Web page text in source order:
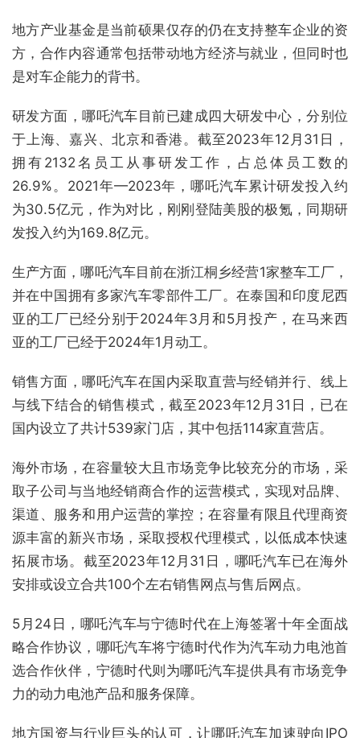
地方产业基金是当前硕果仅存的仍在支持整车企业的资
方，合作内容通常包括带动地方经济与就业，但同时也
是对车企能力的背书。
研发方面，哪吒汽车目前已建成四大研发中心，分别位
于上海、嘉兴、北京和香港。截至2023年12月31日，
拥有2132名员工从事研发工作，占总体员工数的
26.9%。2021年—2023年，哪吒汽车累计研发投入约
为30.5亿元，作为对比，刚刚登陆美股的极氪，同期研
发投入约为169.8亿元。
生产方面，哪吒汽车目前在浙江桐乡经营1家整车工厂，
并在中国拥有多家汽车零部件工厂。在泰国和印度尼西
亚的工厂已经分别于2024年3月和5月投产，在马来西
亚的工厂已经于2024年1月动工。
销售方面，哪吒汽车在国内采取直营与经销并行、线上
与线下结合的销售模式，截至2023年12月31日，已在
国内设立了共计539家门店，其中包括114家直营店。
海外市场，在容量较大且市场竞争比较充分的市场，采
取子公司与当地经销商合作的运营模式，实现对品牌、
渠道、服务和用户运营的掌控；在容量有限且代理商资
源丰富的新兴市场，采取授权代理模式，以低成本快速
拓展市场。截至2023年12月31日，哪吒汽车已在海外
安排或设立合共100个左右销售网点与售后网点。
5月24日，哪吒汽车与宁德时代在上海签署十年全面战
略合作协议，哪吒汽车将宁德时代作为汽车动力电池首
选合作伙伴，宁德时代则为哪吒汽车提供具有市场竞争
力的动力电池产品和服务保障。
地方国资与行业巨头的认可，让哪吒汽车加速驶向IPO